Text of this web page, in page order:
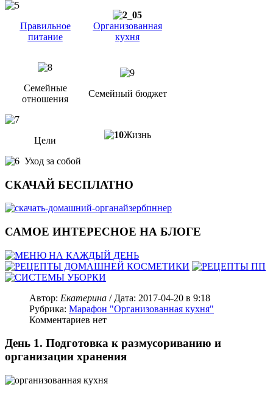
Правильное
питание
Организованная
кухня
Семейные
отношения
Семейный бюджет
Цели
Жизнь
Уход за собой
СКАЧАЙ БЕСПЛАТНО
САМОЕ ИНТЕРЕСНОЕ НА БЛОГЕ
Автор: Екатерина / Дата: 2017-04-20 в 9:18
Рубрика: Марафон "Организованная кухня"
Комментариев нет
День 1. Подготовка к размусориванию и
организации хранения